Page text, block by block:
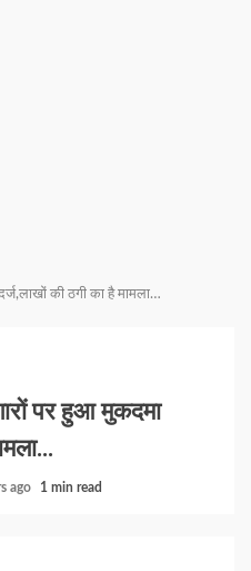
की ठगी का है मामला…
पर हुआ मुकदमा
ago 1 min read